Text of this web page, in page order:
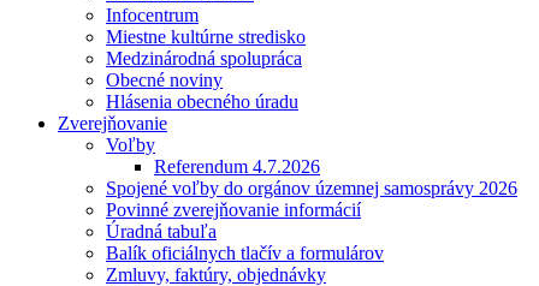
Infocentrum
Miestne kultúrne stredisko
Medzinárodná spolupráca
Obecné noviny
Hlásenia obecného úradu
Zverejňovanie
Voľby
Referendum 4.7.2026
Spojené voľby do orgánov územnej samosprávy 2026
Povinné zverejňovanie informácií
Úradná tabuľa
Balík oficiálnych tlačív a formulárov
Zmluvy, faktúry, objednávky